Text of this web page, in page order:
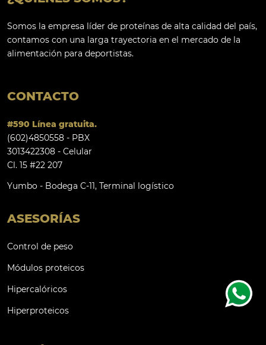
Somos la empresa líder de proteínas de alta calidad del país,
contamos con una larga trayectoria en el mercado de la
alimentación para deportistas.
CONTACTO
#590 Línea gratuita.
(602)4850558 - PBX
3013422308 - Celular
Cl. 15 #22 207
Yumbo - Bodega C-11, Terminal logístico
ASESORÍAS
Control de peso
Módulos proteicos
Hipercalóricos
Hiperproteicos